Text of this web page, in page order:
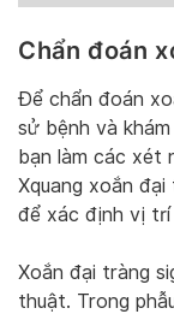
Chẩn đoán
Để chẩn đoán
sử bệnh và
bạn làm các xét
Xquang xoắn
để xác định vị
Xoắn đại tràng
thuật. Trong